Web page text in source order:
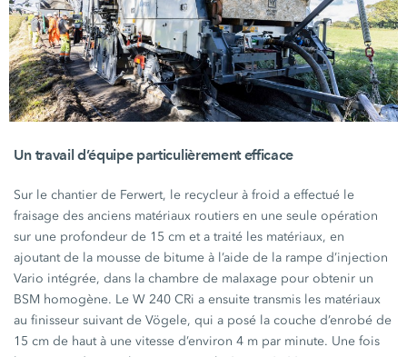
Un travail d’équipe particulièrement efficace
Sur le chantier de Ferwert, le recycleur à froid a effectué le
fraisage des anciens matériaux routiers en une seule opération
sur une profondeur de 15 cm et a traité les matériaux, en
ajoutant de la mousse de bitume à l’aide de la rampe d’injection
Vario intégrée, dans la chambre de malaxage pour obtenir un
BSM homogène. LeW 240 CRi a ensuite transmis les matériaux
au finisseur suivant de Vögele, qui a posé la couche d’enrobé de
15 cm de haut à une vitesse d’environ4 m par minute. Une fois